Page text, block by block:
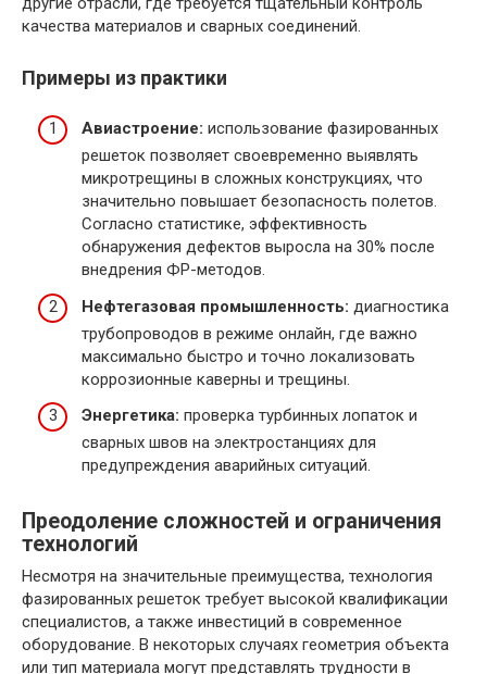
качества материалов и сварных соединений.
Примеры из практики
Авиастроение: использование фазированных
решеток позволяет своевременно выявлять
микротрещины в сложных конструкциях, что
значительно повышает безопасность полетов.
Согласно статистике, эффективность
обнаружения дефектов выросла на 30% после
внедрения ФР-методов.
Нефтегазовая промышленность: диагностика
трубопроводов в режиме онлайн, где важно
максимально быстро и точно локализовать
коррозионные каверны и трещины.
Энергетика: проверка турбинных лопаток и
сварных швов на электростанциях для
предупреждения аварийных ситуаций.
Преодоление сложностей и ограничения
технологий
Несмотря на значительные преимущества, технология
фазированных решеток требует высокой квалификации
специалистов, а также инвестиций в современное
оборудование. В некоторых случаях геометрия объекта
или тип материала могут представлять трудности в